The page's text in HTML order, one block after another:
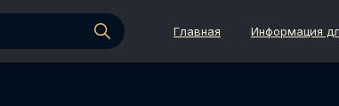
Главная Информация